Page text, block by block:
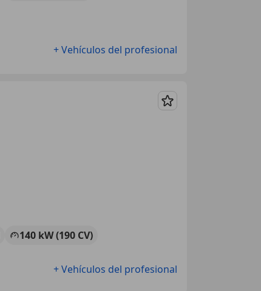
+ Vehículos del profesional
Guardar
140 kW (190 CV)
+ Vehículos del profesional